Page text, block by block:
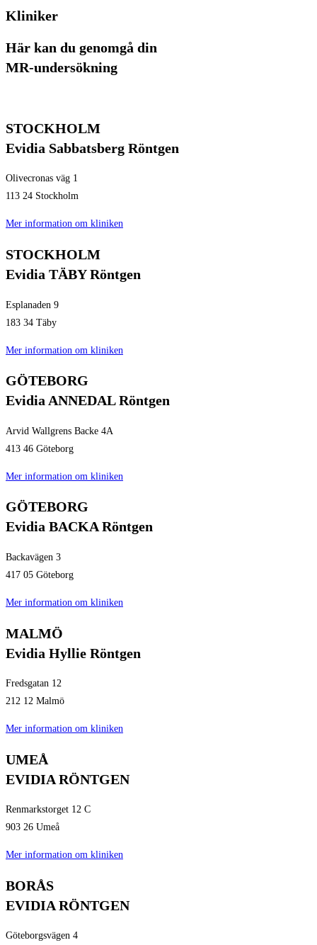
Kliniker
Här kan du genomgå din
MR-undersökning
STOCKHOLM
Evidia Sabbatsberg Röntgen
Olivecronas väg 1
113 24 Stockholm
Mer information om kliniken
STOCKHOLM
Evidia TÄBY Röntgen
Esplanaden 9
183 34 Täby
Mer information om kliniken
GÖTEBORG
Evidia ANNEDAL Röntgen
Arvid Wallgrens Backe 4A
413 46 Göteborg
Mer information om kliniken
GÖTEBORG
Evidia BACKA Röntgen
Backavägen 3
417 05 Göteborg
Mer information om kliniken
MALMÖ
Evidia Hyllie Röntgen
Fredsgatan 12
212 12 Malmö
Mer information om kliniken
UMEÅ
EVIDIA RÖNTGEN
Renmarkstorget 12 C
903 26 Umeå
Mer information om kliniken
BORÅS
EVIDIA RÖNTGEN
Göteborgsvägen 4